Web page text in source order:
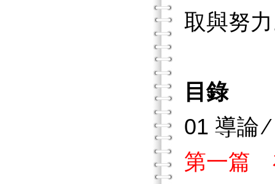
取與努
目錄
01 導論 ∕
第一篇